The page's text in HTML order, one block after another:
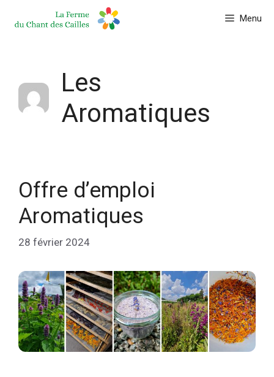
Menu
Les
Aromatiques
Offre d’emploi
Aromatiques
28 février 2024